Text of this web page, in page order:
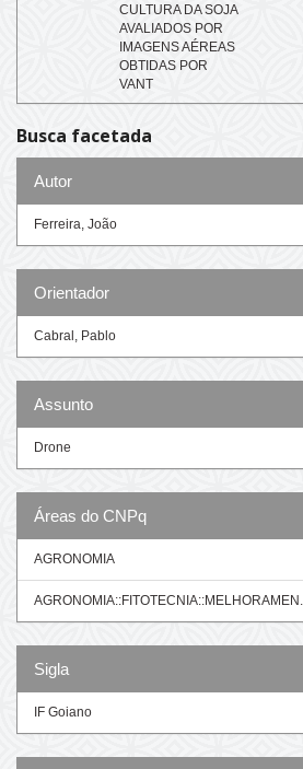
CULTURA DA SOJA
AVALIADOS POR
IMAGENS AÉREAS
OBTIDAS POR
VANT
Busca facetada
Autor
Ferreira, João
Orientador
Cabral, Pablo
Assunto
Drone
Áreas do CNPq
AGRONOMIA
AGRONOMIA::FITOTECNIA::MELHORAMEN...
Sigla
IF Goiano